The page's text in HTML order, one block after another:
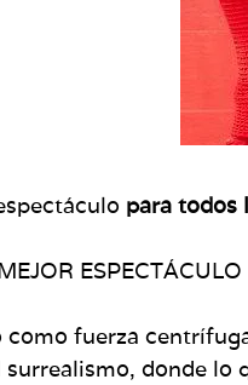
para todos
fuerza
surrealismo, donde